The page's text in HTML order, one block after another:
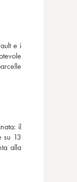
e i
il
su 13
alla